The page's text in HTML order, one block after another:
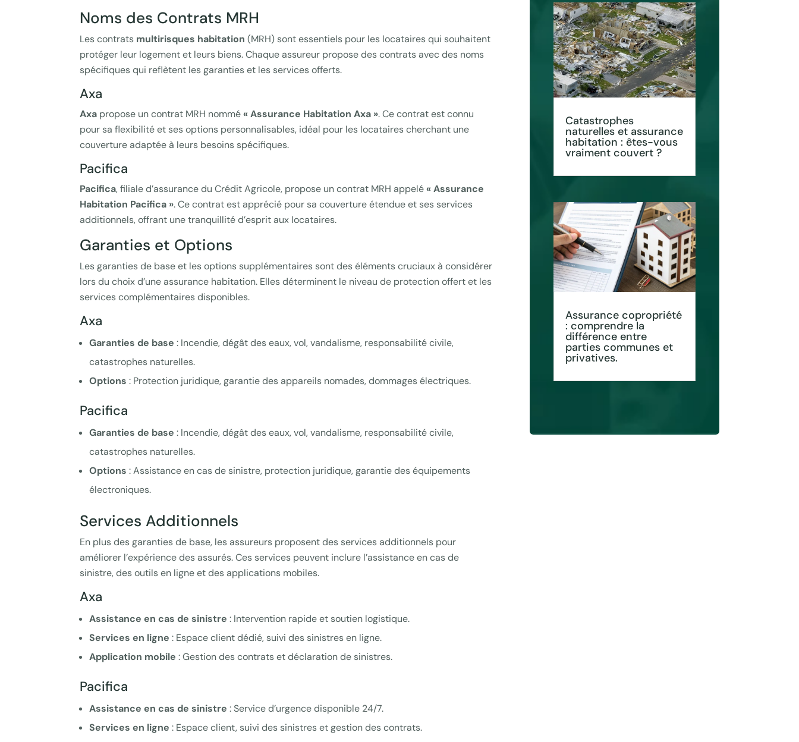
Noms des Contrats MRH
Les contrats multirisques habitation (MRH) sont essentiels pour les locataires qui souhaitent
protéger leur logement et leurs biens. Chaque assureur propose des contrats avec des noms
spécifiques qui reflètent les garanties et les services offerts.
Axa
Axa propose un contrat MRH nommé« Assurance Habitation Axa ». Ce contrat est connu
pour sa flexibilité et ses options personnalisables, idéal pour les locataires cherchant une
couverture adaptée à leurs besoins spécifiques.
Pacifica
Pacifica, filiale d’assurance du Crédit Agricole, propose un contrat MRH appelé« Assurance
Habitation Pacifica ». Ce contrat est apprécié pour sa couverture étendue et ses services
additionnels, offrant une tranquillité d’esprit aux locataires.
Garanties et Options
Les garanties de base et les options supplémentaires sont des éléments cruciaux à considérer
lors du choix d’une assurance habitation. Elles déterminent le niveau de protection offert et les
services complémentaires disponibles.
Axa
Garanties de base : Incendie, dégât des eaux, vol, vandalisme, responsabilité civile,
catastrophes naturelles.
Options : Protection juridique, garantie des appareils nomades, dommages électriques.
Pacifica
Garanties de base : Incendie, dégât des eaux, vol, vandalisme, responsabilité civile,
catastrophes naturelles.
Options : Assistance en cas de sinistre, protection juridique, garantie des équipements
électroniques.
Services Additionnels
En plus des garanties de base, les assureurs proposent des services additionnels pour
améliorer l’expérience des assurés. Ces services peuvent inclure l’assistance en cas de
sinistre, des outils en ligne et des applications mobiles.
Axa
Assistance en cas de sinistre : Intervention rapide et soutien logistique.
Services en ligne : Espace client dédié, suivi des sinistres en ligne.
Application mobile : Gestion des contrats et déclaration de sinistres.
Pacifica
Assistance en cas de sinistre : Service d’urgence disponible 24/7.
Services en ligne : Espace client, suivi des sinistres et gestion des contrats.
Catastrophes
naturelles et assurance
habitation : êtes-vous
vraiment couvert ?
Assurance copropriété
: comprendre la
différence entre
parties communes et
privatives.